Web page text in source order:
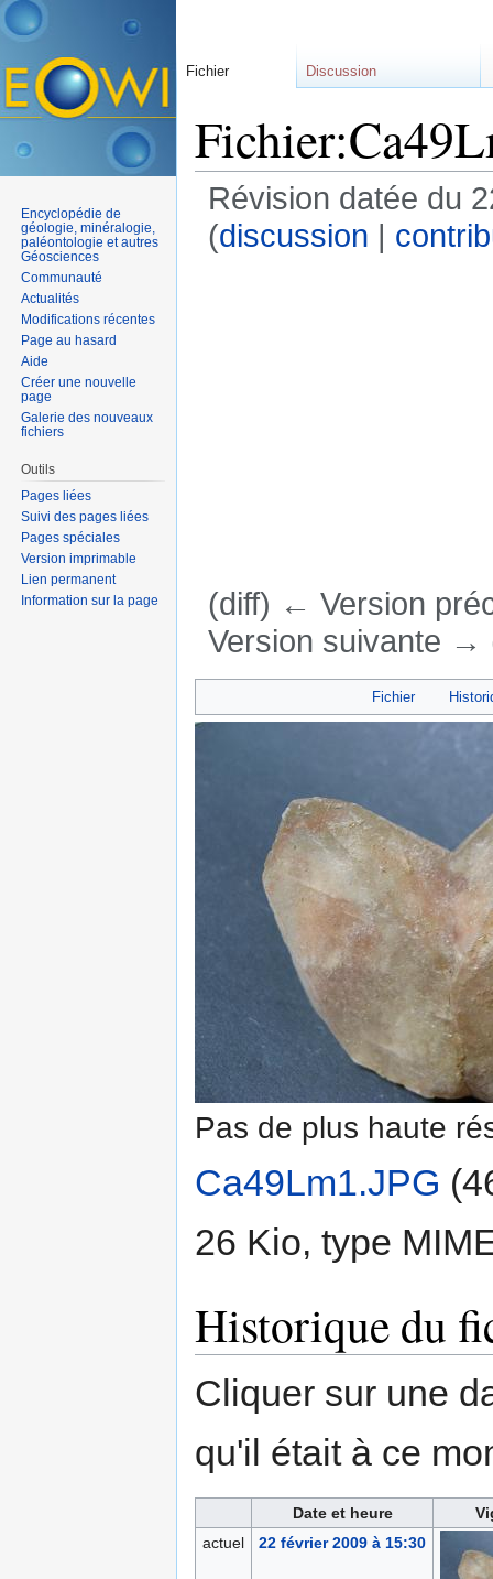
Révision datée du
(discussion |
(diff) ← Version
Version suivante →
Fichier
Pas de plus haute
Ca49Lm1.JPG
26 Kio, type
Historique du
Cliquer sur une
qu'il était à ce
Date et heure
actuel
22 février 2009 à 15:30
Fichier Discussion
Encyclopédie de
géologie, minéralogie,
paléontologie et autres
Géosciences
Communauté
Actualités
Modifications récentes
Page au hasard
Aide
Créer une nouvelle
page
Galerie des nouveaux
fichiers
Outils
Pages liées
Suivi des pages liées
Pages spéciales
Version imprimable
Lien permanent
Information sur la page